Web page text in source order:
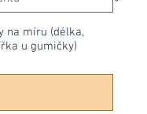
na míru (délka,
u gumičky)